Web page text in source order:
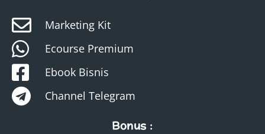
Marketing Kit
Ecourse Premium
Ebook Bisnis
Channel Telegram
Bonus :